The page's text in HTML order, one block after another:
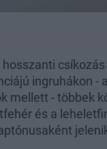
ingruhákon -
mellett - többek
és a